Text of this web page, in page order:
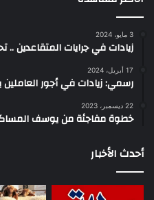
3 مايو، 2024
زيادات في جرايات المتقاعدين ..
17 أبريل، 2024
رسمي: زيادات في أجور
22 ديسمبر، 2023
خطوة مفاجئة من يوسف
أحدث الأخبار